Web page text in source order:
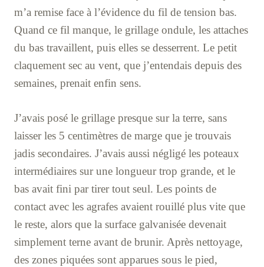
m’a remise face à l’évidence du fil de tension bas.
Quand ce fil manque, le grillage ondule, les attaches
du bas travaillent, puis elles se desserrent. Le petit
claquement sec au vent, que j’entendais depuis des
semaines, prenait enfin sens.
J’avais posé le grillage presque sur la terre, sans
laisser les 5 centimètres de marge que je trouvais
jadis secondaires. J’avais aussi négligé les poteaux
intermédiaires sur une longueur trop grande, et le
bas avait fini par tirer tout seul. Les points de
contact avec les agrafes avaient rouillé plus vite que
le reste, alors que la surface galvanisée devenait
simplement terne avant de brunir. Après nettoyage,
des zones piquées sont apparues sous le pied,